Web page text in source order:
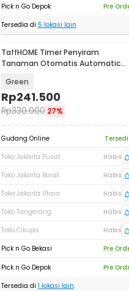
Pick n Go Depok
Pre
Tersedia di 5 lokasi lain
TaffHOME Timer Penyiram
Tanaman Otomatis Automatic
Green
Rp241.500
Rp330.000 27%
Gudang Online
Toko Jakarta Pusat
Habis
Toko Jakarta Barat
Habis
Toko Jakarta Utara
Habis
Toko Tangerang
Habis
Toko Cikupa
Habis
Pick n Go Bekasi
Pre
Pick n Go Depok
Pre
Tersedia di 1 lokasi lain